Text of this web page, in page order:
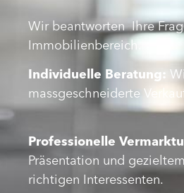
Wir beantworten Ihre
Immobilienbereich.
Individuelle Beratung:
massgeschneiderte
Professionelle
Präsentation und
richtigen Interessenten.